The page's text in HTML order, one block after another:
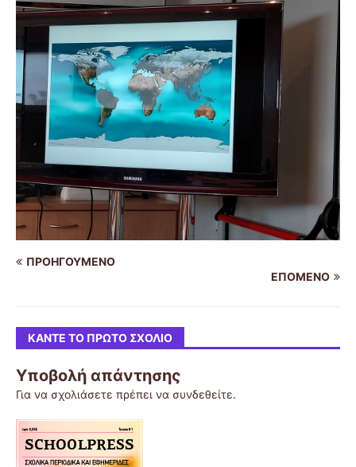
ΠΡΟΗΓΟΎΜΕΝΟ
ΕΠΌΜΕΝΟ
ΚΆΝΤΕ ΤΟ ΠΡΏΤΟ ΣΧΌΛΙΟ
Υποβολή απάντησης
Για να σχολιάσετε πρέπει να συνδεθείτε.